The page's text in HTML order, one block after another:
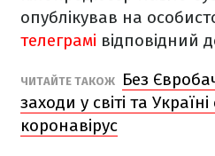
опублікував на
телеграмі відповідний
ЧИТАЙТЕ ТАКОЖ
Без
заходи у світі та
коронавірус